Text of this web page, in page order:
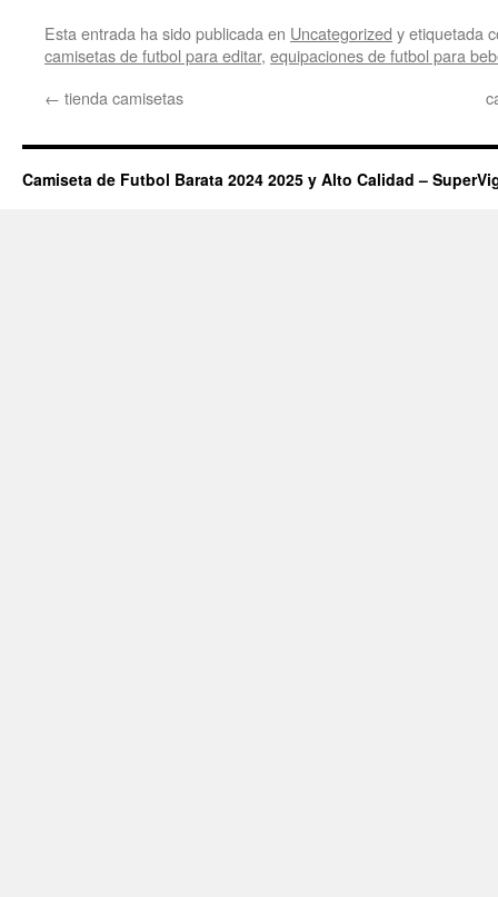
Esta entrada ha sido publicada en Uncategorized y etiquetada
camisetas de futbol para editar, equipaciones de futbol para
← tienda camisetas
Camiseta de Futbol Barata 2024 2025 y Alto Calidad –